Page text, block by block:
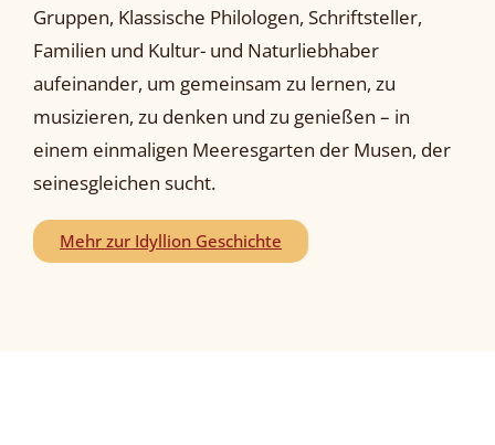
Gruppen, Klassische Philologen, Schriftsteller,
Familien und Kultur- und Naturliebhaber
aufeinander, um gemeinsam zu lernen, zu
musizieren, zu denken und zu genießen – in
einem einmaligen Meeresgarten der Musen, der
seinesgleichen sucht.
Mehr zur Idyllion Geschichte